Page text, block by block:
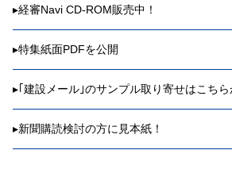
▸経審Navi CD-ROM販売中！
▸特集紙面PDFを公開
▸ ｢建設メール｣のサンプル取り寄せはこちら
▸新聞購読検討の方に見本紙！